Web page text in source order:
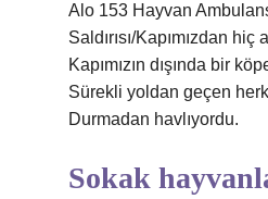
Alo 153 Hayvan
Saldırısı/Kapımızdan hiç
Kapımızın dışında bir
Sürekli yoldan geçen
Durmadan havlıyordu.
Sokak